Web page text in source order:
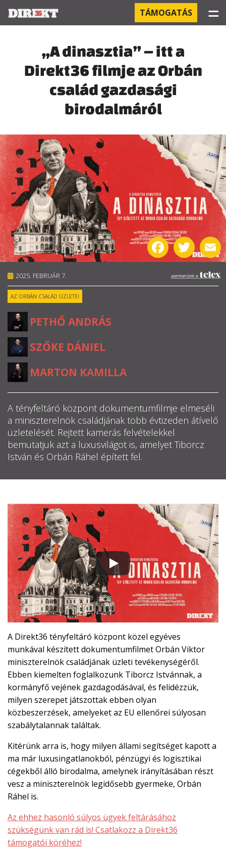
PROJEKTEK
KÓRHÁZI FERTŐZÉSEK
ORBÁN ÉS A GAZDASÁG
OROSZ KAPCSOLATOK
PEGASUS-MEGFIGYELÉSEK
AZ ORBÁN CSALÁD ÜZLETEI
OFFSHORE TITKOK
RÓLUNK
ALAPELVEK
CSAPAT
MŰKÖDÉS
TÁMOGATÁS
1%



EN
CSATLAKOZZ
A
TÁMOGATÓI
KÖRHÖZ!
TÁMOGATÁS ☰
„A dinasztia” – itt a
Direkt36 filmje az Orbán
család gazdasági
birodalmáról
2025. FEBRUÁR 7.
AZ ORBÁN CSALÁD ÜZLETEI
PETHŐ ANDRÁS
SZŐKE DÁNIEL
MARTON KAMILLA
A tényfeltáró központ dokumentumfilmje elmeséli
a miniszterelnök családjának több évtizeden átívelő
üzletelését. Rejtett kamerás felvételekkel
bemutatjuk azt a luxusvilágot is, amelyet Tiborcz
István és Orbán Ráhel épített fel.
FacebookTwitter
A Direkt36 tényfeltáró központ közel egyéves
munkával készített dokumentumfilmet Orbán Viktor
miniszterelnök családjának üzleti tevékenységéről.
Ebben kiemelten foglalkozunk Tiborcz Istvánnak, a
kormányfő vejének gazdagodásával, és felidézzük,
milyen szerepet játszottak ebben olyan
közbeszerzések, amelyeket az EU ellenőrei súlyosan
szabálytalannak találtak.
Kitérünk arra is, hogy milyen állami segítséget kapott a
ma már luxusingatlanokból, pénzügyi és logisztikai
cégekből álló birodalma, amelynek irányításában részt
vesz a miniszterelnök legidősebb gyermeke, Orbán
Ráhel is.
Az ehhez hasonló súlyos ügyek feltárásához
szükségünk van rád is! Csatlakozz a Direkt36
támogatói köréhez!